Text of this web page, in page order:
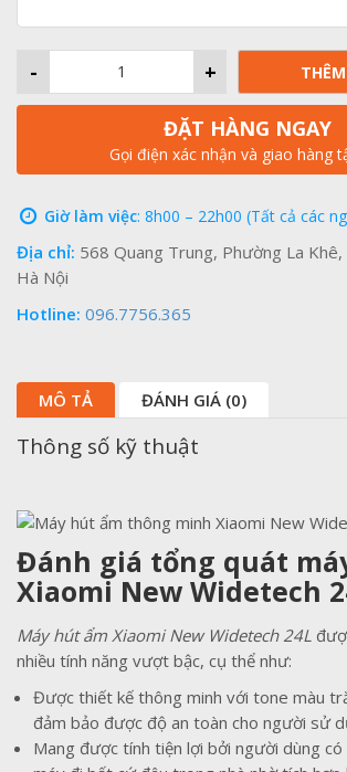
+
-
ĐẶT HÀNG NGAY
Gọi điện xác nhận và giao hàng
Giờ làm việc: 8h00 – 22h00 (Tất cả các
Địa chỉ: 568 Quang Trung, Phường La
Hà Nội
Hotline: 096.7756.365
MÔ TẢ ĐÁNH GIÁ (0)
Thông số kỹ thuật
Đánh giá tổng quát
Xiaomi New Widetech
Máy hút ẩm Xiaomi New Widetech 24L
nhiều tính năng vượt bậc, cụ thể như:
Được thiết kế thông minh với tone màu
đảm bảo được độ an toàn cho người sử
Mang được tính tiện lợi bởi người dùng có